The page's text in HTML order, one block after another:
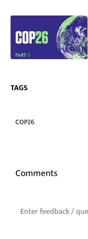
TAGS
COP26
Comments